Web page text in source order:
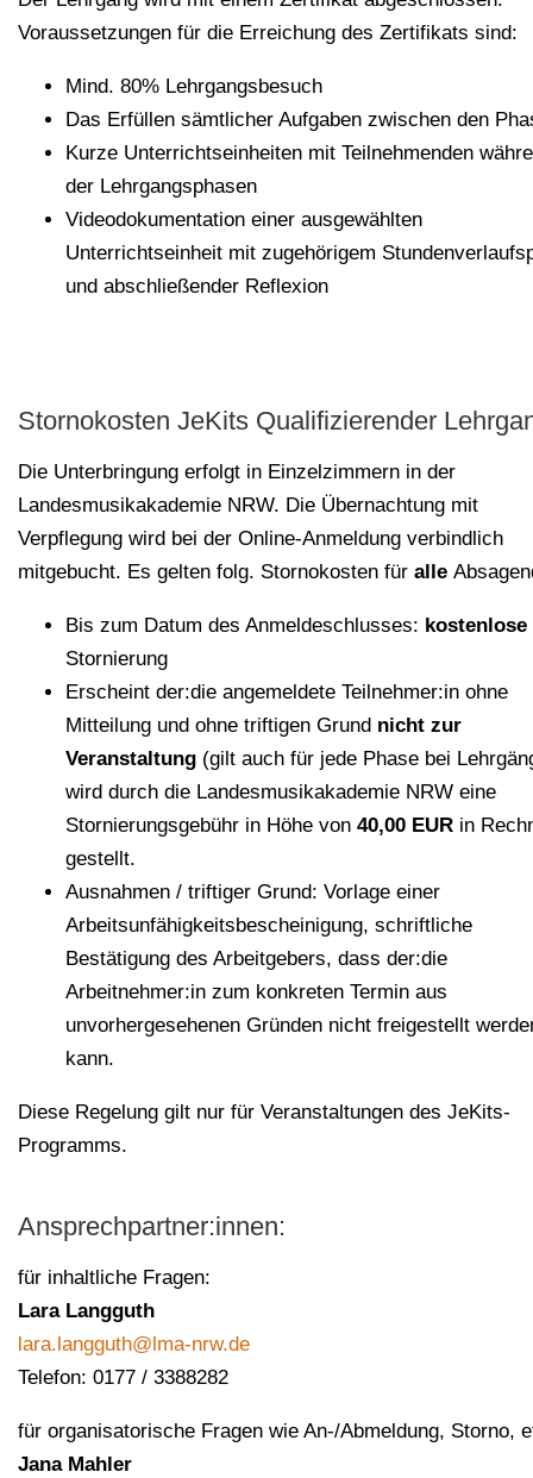
Voraussetzungen für die Erreichung des Zertifikats sind:
Mind. 80% Lehrgangsbesuch
Das Erfüllen sämtlicher Aufgaben zwischen den
Kurze Unterrichtseinheiten mit Teilnehmenden
der Lehrgangsphasen
Videodokumentation einer ausgewählten
Unterrichtseinheit mit zugehörigem
und abschließender Reflexion
Stornokosten JeKits Qualifizierender
Die Unterbringung erfolgt in Einzelzimmern in der
Landesmusikakademie NRW. Die Übernachtung mit
Verpflegung wird bei der Online-Anmeldung verbindlich
mitgebucht. Es gelten folg. Stornokosten für alle
Bis zum Datum des Anmeldeschlusses: kostenlose
Stornierung
Erscheint der:die angemeldete Teilnehmer:in ohne
Mitteilung und ohne triftigen Grund nicht zur
Veranstaltung (gilt auch für jede Phase bei
wird durch die Landesmusikakademie NRW eine
Stornierungsgebühr in Höhe von 40,00 EUR in
gestellt.
Ausnahmen / triftiger Grund: Vorlage einer
Arbeitsunfähigkeitsbescheinigung, schriftliche
Bestätigung des Arbeitgebers, dass der:die
Arbeitnehmer:in zum konkreten Termin aus
unvorhergesehenen Gründen nicht freigestellt
kann.
Diese Regelung gilt nur für Veranstaltungen des JeKits-
Programms.
Ansprechpartner:innen:
für inhaltliche Fragen:
Lara Langguth
lara.langguth@lma-nrw.de
Telefon: 0177 / 3388282
für organisatorische Fragen wie An-/Abmeldung, Storno,
Jana Mahler